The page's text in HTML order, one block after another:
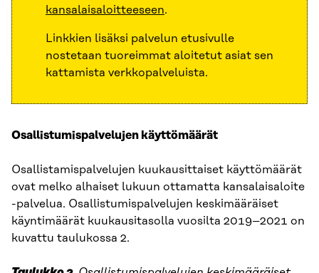
kansalaisaloitteeseen.
Linkkien lisäksi palvelun etusivulle
nostetaan tuoreimmat aloitetut asiat sen
kattamista verkkopalveluista.
Osallistumispalvelujen käyttömäärät
Osallistamispalvelujen kuukausittaiset käyttömäärät
ovat melko alhaiset lukuun ottamatta kansalaisaloite
-palvelua. Osallistumispalvelujen keskimääräiset
käyntimäärät kuukausitasolla vuosilta 2019–2021 on
kuvattu taulukossa 2.